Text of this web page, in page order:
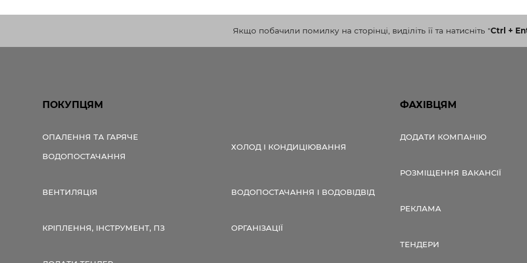
Якщо побачили помилку на сторінці, виділіть її та натисніть "Ctrl +
ПОКУПЦЯМ
ОПАЛЕННЯ ТА ГАРЯЧЕ
ВОДОПОСТАЧАННЯ
ХОЛОД І КОНДИЦІЮВАННЯ
ВЕНТИЛЯЦІЯ ВОДОПОСТАЧАННЯ І ВОДОВІДВІД
КРІПЛЕННЯ, ІНСТРУМЕНТ, ПЗ ОРГАНІЗАЦІЇ
ФАХІВЦЯМ
ДОДАТИ КОМПАНІЮ
РОЗМІЩЕННЯ ВАКАНСІЇ
РЕКЛАМА
ТЕНДЕРИ